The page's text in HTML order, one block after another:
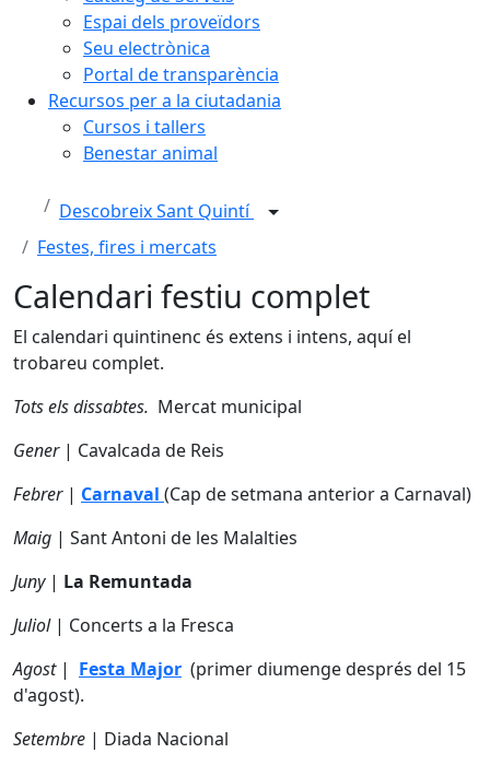
Espai dels proveïdors
Seu electrònica
Portal de transparència
Recursos per a la ciutadania
Cursos i tallers
Benestar animal
Descobreix Sant Quintí
Festes, fires i mercats
Calendari festiu complet
El calendari quintinenc és extens i intens, aquí el
trobareu complet.
Tots els dissabtes. Mercat municipal
Gener | Cavalcada de Reis
Febrer | Carnaval (Cap de setmana anterior a Carnaval)
Maig | Sant Antoni de les Malalties
Juny | La Remuntada
Juliol | Concerts a la Fresca
Agost | Festa Major (primer diumenge després del 15
d'agost).
Setembre | Diada Nacional